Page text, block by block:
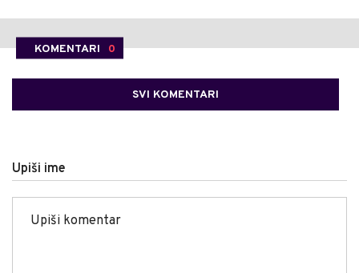
KOMENTARI 0
SVI KOMENTARI
Upiši ime